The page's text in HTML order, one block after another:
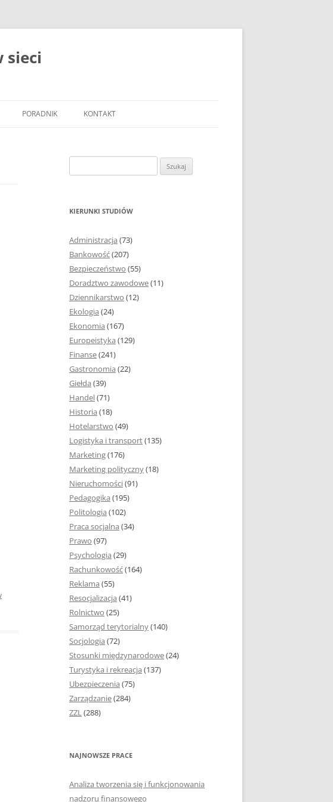
sieci
PORADNIK
JAK ZBIERAĆ I OPRACOWYWAĆ
BIBLIOGRAFICZNYCH
ZAWARTOŚĆ I ROZMIAR PRACY
DYPLOMOWEJ
ESTETYKA PRACY DYPLOMOWEJ –
WYRÓŻNIENIA, NUMEROWANIE
CZCIONKA, MARGINESY I
WIELKOŚĆ STRON
STRUKTURA AKAPITU W PRACY
DYPLOMOWEJ
STYL PRACY DYPLOMOWEJ
SPIS TREŚCI W PRACY
DYPLOMOWEJ
WSTĘP PRACY DYPLOMOWEJ
ROZDZIAŁY I PODROZDZIAŁY
ZAKOŃCZENIE PRACY
DYPLOMOWEJ
BIBLIOGRAFIA
SPIS RYSUNKÓW, TABEL I
ZAŁĄCZNIKÓW
TABELE, RYSUNKI ORAZ WYKRESY
KSIĄŻKI, KTÓRE POMOGĄ CI
KONTAKT
KIERUNKI STUDIÓW
Administracja (73)
Bankowość(207)
Bezpieczeństwo (55)
Doradztwo zawodowe(11)
Dziennikarstwo (12)
Ekologia (24)
Ekonomia (167)
Europeistyka (129)
Finanse(241)
Gastronomia (22)
Giełda (39)
Handel(71)
Historia (18)
Hotelarstwo (49)
Logistyka i transport(135)
Marketing(176)
Marketing polityczny(18)
Nieruchomości(91)
Pedagogika (195)
Politologia (102)
Praca socjalna (34)
Prawo (97)
Psychologia (29)
Rachunkowość(164)
Reklama (55)
Resocjalizacja (41)
Rolnictwo (25)
Samorząd terytorialny(140)
Socjologia (72)
Stosunki międzynarodowe(24)
Turystyka i rekreacja (137)
Ubezpieczenia (75)
Zarządzanie(284)
ZZL(288)
NAJNOWSZE PRACE
Analiza tworzenia się i funkcjonowania
nadzoru finansowego